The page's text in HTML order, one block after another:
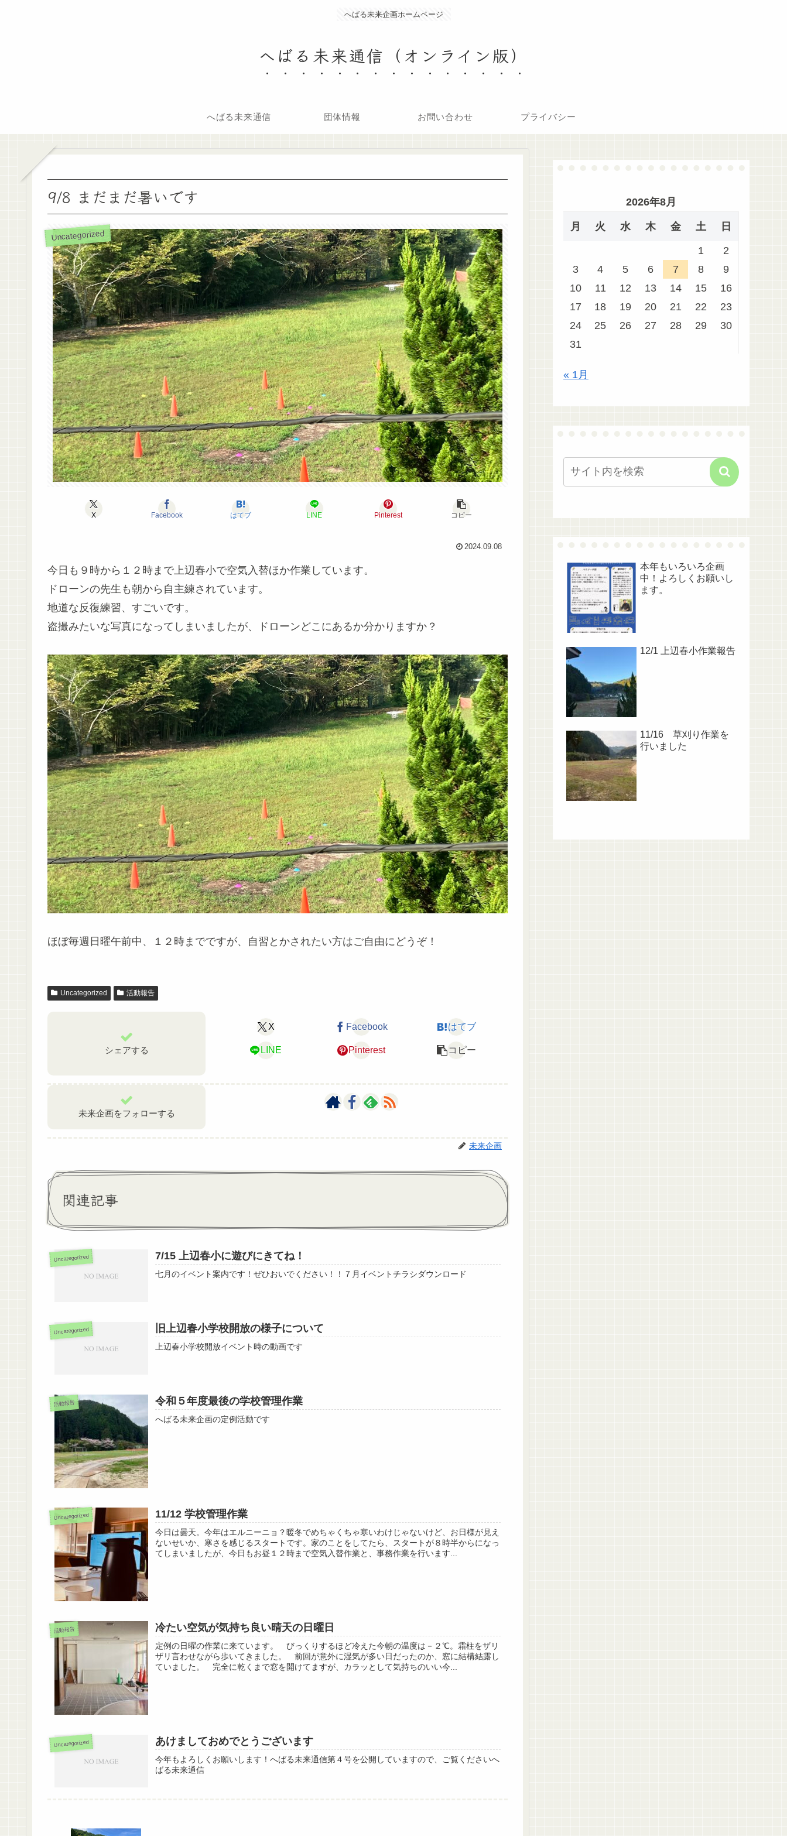
へばる未来企画ホームページ
へばる未来通信（オンライン版）
へばる未来通信 団体情報 お問い合わせ プライバシー
9/8 まだまだ暑いです
Uncategorized
X Facebook はてブ LINE Pinterest コピー
2024.09.08
今日も９時から１２時まで上辺春小で空気入替ほか作業しています。
ドローンの先生も朝から自主練されています。
地道な反復練習、すごいです。
盗撮みたいな写真になってしまいましたが、ドローンどこにあるか分かりますか？
ほぼ毎週日曜午前中、１２時までですが、自習とかされたい方はご自由にどうぞ！
Uncategorized 活動報告
シェアする
X Facebook はてブ
LINE Pinterest コピー
未来企画をフォローする
未来企画
関連記事
Uncategorized 7/15 上辺春小に遊びにきてね！
七月のイベント案内です！ぜひおいでください！！７月イベントチラシダウンロード
Uncategorized 旧上辺春小学校開放の様子について
上辺春小学校開放イベント時の動画です
活動報告 令和５年度最後の学校管理作業
へばる未来企画の定例活動です
Uncategorized 11/12 学校管理作業
今日は曇天。今年はエルニーニョ？暖冬でめちゃくちゃ寒いわけじゃないけど、お日様が見え
ないせいか、寒さを感じるスタートです。家のことをしてたら、スタートが８時半からになっ
てしまいましたが、今日もお昼１２時まで空気入替作業と、事務作業を行います...
活動報告 冷たい空気が気持ち良い晴天の日曜日
定例の日曜の作業に来ています。 びっくりするほど冷えた今朝の温度は－２℃。霜柱をザリ
ザリ言わせながら歩いてきました。 前回が意外に湿気が多い日だったのか、窓に結構結露し
ていました。 完全に乾くまで窓を開けてますが、カラッとして気持ちのいい今...
Uncategorized あけましておめでとうございます
今年もよろしくお願いします！へばる未来通信第４号を公開していますので、ご覧くださいへ
ばる未来通信
2026年8月
月 火 水 木 金 土 日
1
2
3
4 5 6 7 8
9
10
11 12 13 14 15
16
17
18 19 20 21 22
23
24
25 26 27 28 29
30
31
« 1月
本年もいろいろ企画
中！よろしくお願いし
ます。
12/1 上辺春小作業報告
11/16 草刈り作業を
行いました